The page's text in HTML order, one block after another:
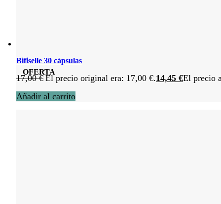
OFERTA
Bifiselle 30 cápsulas
17,00€ El precio original era: 17,00 €.14,45 €El precio
Añadir al carrito